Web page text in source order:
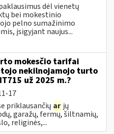
dėl vienetų
bei mokestinio
pelno sumažinimo
įsigyjant naujus...
mokesčio tarifai
nekilnojamojo turto
už 2025 m.?
17
priklausančių ar jų
garažų, fermų, šiltnamių,
religinės,...